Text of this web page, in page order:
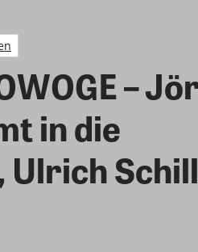
–
in die